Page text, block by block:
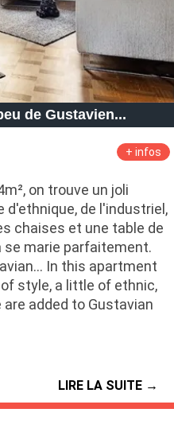
de Gustavien...
+ infos
on trouve un joli
d'ethnique, de l'industriel,
chaises et une table de
marie parfaitement.
In this apartment
style, a little of ethnic,
added to Gustavian
LIRE LA SUITE →